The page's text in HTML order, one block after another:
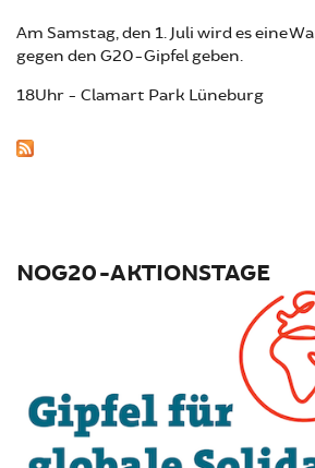
Am Samstag, den 1. Juli wird es eine
gegen den G20-Gipfel geben.
18Uhr - Clamart Park Lüneburg
NOG20-AKTIONSTAGE